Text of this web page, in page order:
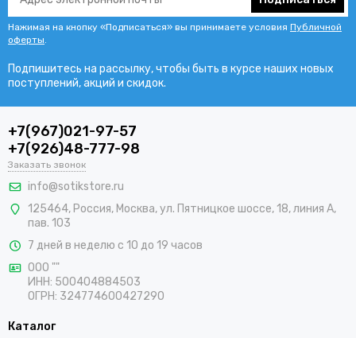
Нажимая на кнопку «Подписаться» вы принимаете условия Публичной
оферты
Подпишитесь на рассылку, чтобы быть в курсе наших новых
поступлений, акций и скидок.
+7(967)021-97-57
+7(926)48-777-98
Заказать звонок
info@sotikstore.ru
125464, Россия, Москва,ул. Пятницкое шоссе, 18, линия А,
пав. 103
7 дней в неделю с 10 до 19 часов
ООО ""
ИНН: 500404884503
ОГРН: 324774600427290
Каталог